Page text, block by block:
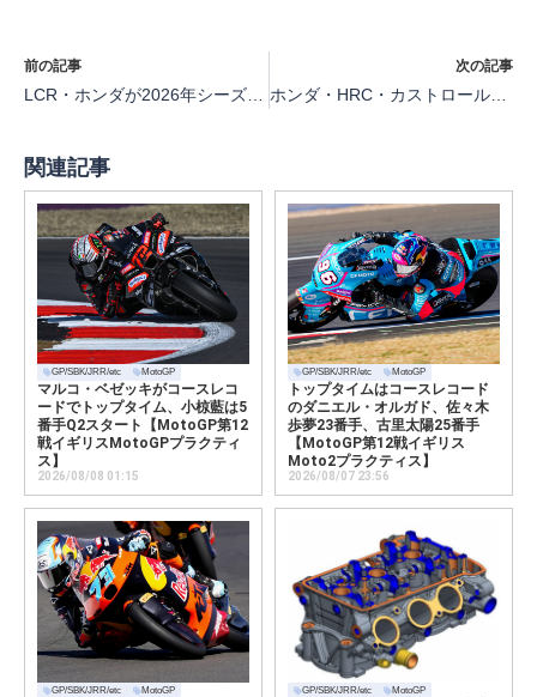
前の記事 次の記事
ホンダ・HRC・カストロールが2026年の体制を発表
関連記事
GP/SBK/JRR/etc MotoGP
マルコ・ベゼッキがコースレコ
ードでトップタイム、小椋藍は5
番手Q2スタート【MotoGP第12
戦イギリスMotoGPプラクティ
ス】
2026/08/08 01:15
GP/SBK/JRR/etc MotoGP
トップタイムはコースレコード
のダニエル・オルガド、佐々木
歩夢23番手、古里太陽25番手
【MotoGP第12戦イギリス
Moto2プラクティス】
2026/08/07 23:56
GP/SBK/JRR/etc MotoGP GP/SBK/JRR/etc MotoGP